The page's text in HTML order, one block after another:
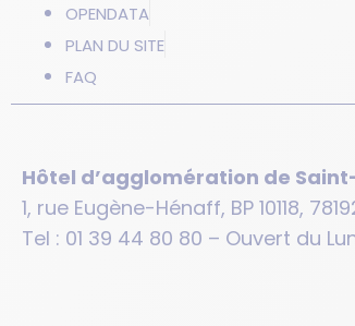
OPENDATA
PLAN DU SITE
FAQ
Hôtel d’agglomération de
1, rue Eugène-Hénaff, BP 10118,
Tel : 01 39 44 80 80 – Ouvert du